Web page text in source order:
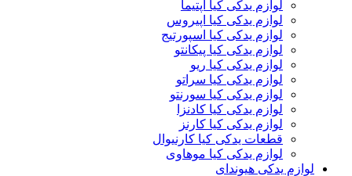
لوازم یدکی کیا اپتیما
لوازم یدکی کیا اپیروس
لوازم یدکی کیا اسپورتیج
لوازم یدکی کیا پیکانتو
لوازم یدکی کیا ریو
لوازم یدکی کیا سراتو
لوازم یدکی کیا سورنتو
لوازم یدکی کیا کادنزا
لوازم یدکی کیا کارنز
قطعات یدکی کیا کارنیوال
لوازم یدکی کیا موهاوی
لوازم یدکی هیوندای